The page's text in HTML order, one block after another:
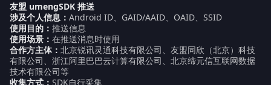
友盟 umengSDK 推送
涉及个人信息： Android ID、GAID/AAID、OAID、SSID
使用目的： 推送信息
使用场景： 在推送消息时使用
合作方主体： 北京锐讯灵通科技有限公司、友盟同欣（北京）科技
有限公司、浙江阿里巴巴云计算有限公司、北京缔元信互联网数据
技术有限公司等
收集方式： SDK自行采集